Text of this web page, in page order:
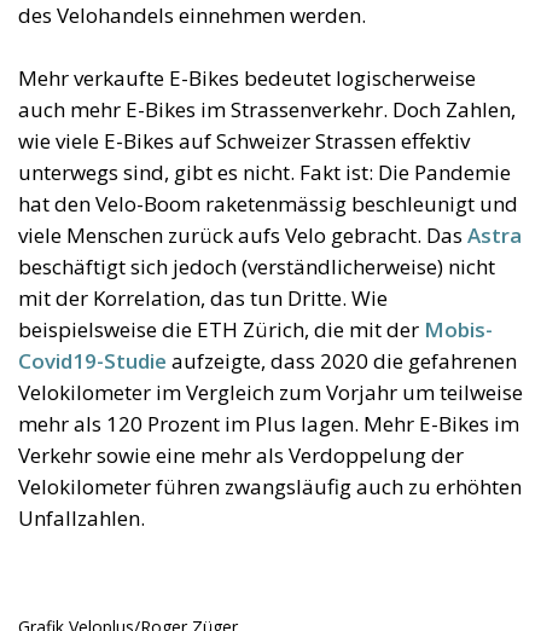
des Velohandels einnehmen werden.
Mehr verkaufte E-Bikes bedeutet logischerweise
auch mehr E-Bikes im Strassenverkehr. Doch Zahlen,
wie viele E-Bikes auf Schweizer Strassen effektiv
unterwegs sind, gibt es nicht. Fakt ist: Die Pandemie
hat den Velo-Boom raketenmässig beschleunigt und
viele Menschen zurück aufs Velo gebracht. Das Astra
beschäftigt sich jedoch (verständlicherweise) nicht
mit der Korrelation, das tun Dritte. Wie
beispielsweise die ETH Zürich, die mit der Mobis-
Covid19-Studie aufzeigte, dass 2020 die gefahrenen
Velokilometer im Vergleich zum Vorjahr um teilweise
mehr als 120 Prozent im Plus lagen. Mehr E-Bikes im
Verkehr sowie eine mehr als Verdoppelung der
Velokilometer führen zwangsläufig auch zu erhöhten
Unfallzahlen.